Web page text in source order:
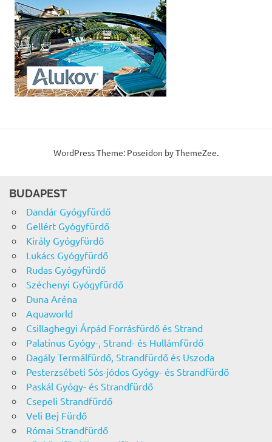
WordPress Theme: Poseidon by ThemeZee.
BUDAPEST
Dandár Gyógyfürdő
Gellért Gyógyfürdő
Király Gyógyfürdő
Lukács Gyógyfürdő
Rudas Gyógyfürdő
Széchenyi Gyógyfürdő
Duna Aréna
Aquaworld
Csillaghegyi Árpád Forrásfürdő és Strand
Palatinus Gyógy-, Strand- és Hullámfürdő
Dagály Termálfürdő, Strandfürdő és Uszoda
Pesterzsébeti Sós-jódos Gyógy- és Strandfürdő
Paskál Gyógy- és Strandfürdő
Csepeli Strandfürdő
Veli Bej Fürdő
Római Strandfürdő